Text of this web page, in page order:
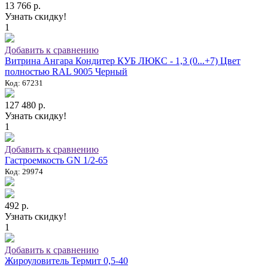
13 766 р.
Узнать скидку!
1
Добавить к сравнению
Витрина Ангара Кондитер КУБ ЛЮКС - 1,3 (0...+7) Цвет
полностью RAL 9005 Черный
Код: 67231
127 480 р.
Узнать скидку!
1
Добавить к сравнению
Гастроемкость GN 1/2-65
Код: 29974
492 р.
Узнать скидку!
1
Добавить к сравнению
Жироуловитель Термит 0,5-40